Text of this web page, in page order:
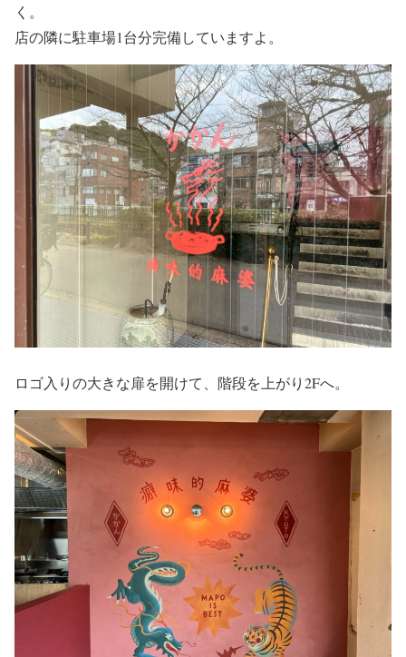
く。
店の隣に駐車場1台分完備していますよ。
ロゴ入りの大きな扉を開けて、階段を上がり2Fへ。